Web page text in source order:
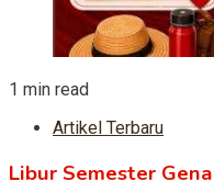
1 min read
Artikel Terbaru
Libur Semester